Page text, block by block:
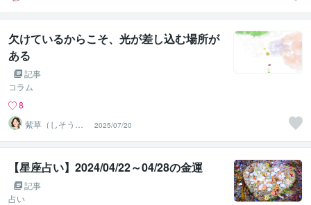
欠けているからこそ、光が差し込む場所が
ある
記事
コラム
8
紫草（しそう）
❀真実の霊感霊
視・透視鑑定
2025/07/20
【星座占い】2024/04/22～04/28の金運
記事
占い